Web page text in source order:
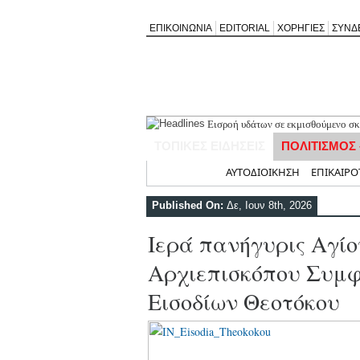
ΕΠΙΚΟΙΝΩΝΙΑ EDITORIAL ΧΟΡΗΓΙΕΣ
Εισροή υδάτων σε εκμισθούμενο
ΣΧΟΛΙΟ ΣΤΟ ΔΗΜΟΣΙΕΥΜΑ: «Η
Καλλιγωνίου (της Χριστίνας Μιχαλά)
Άγιος Νικήτας: Απορρίφθηκε
Νέο Τουριστικό Χωροταξικό: Τι
και τουριστική ανάπτυξη
ΑΥΤΟΔΙΟΙΚΗΣΗ
Published On: Δε, Ιουν 8th, 2026
Ιερά πανήγυρις
Αρχιεπισκόπου
Εισοδίων Θεοτόκου